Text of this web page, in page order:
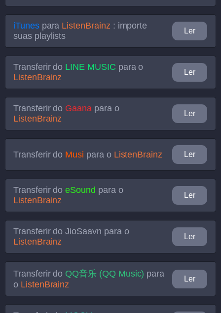
iTunespara ListenBrainz : importe
suas playlists
Ler
Transferir do LINE MUSIC para o
ListenBrainz
Ler
Transferir do Gaanapara o
ListenBrainz
Ler
Transferir do Musi para o ListenBrainz Ler
Transferir doeSound para o
ListenBrainz
Ler
Transferir doJioSaavn para o
ListenBrainz
Ler
Transferir do QQ音乐 (QQ Music) para
o ListenBrainz
Ler